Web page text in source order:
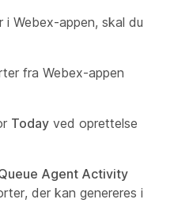
i Webex-appen, skal du
fra Webex-appen
Today ved oprettelse
Agent Activity
der kan genereres i